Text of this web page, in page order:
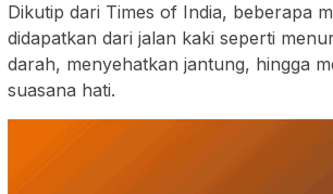
Dikutip dari Times of India, beberapa
didapatkan dari jalan kaki seperti
darah, menyehatkan jantung, hingga
suasana hati.